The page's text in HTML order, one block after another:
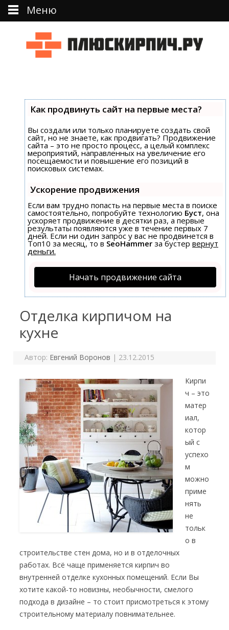
Как продвинуть сайт на первые места?
Вы создали или только планируете создать свой
сайт, но не знаете, как продвигать? Продвижение
сайта – это не просто процесс, а целый комплекс
мероприятий, направленных на увеличение его
посещаемости и повышение его позиций в
поисковых системах.
Ускорение продвижения
Если вам трудно попасть на первые места в поиске
самостоятельно, попробуйте технологию Буст, она
ускоряет продвижение в десятки раз, а первые
результаты появляются уже в течение первых 7
дней. Если ни один запрос у вас не продвинется в
Топ10 за месяц, то в SeoHammer за бустер вернут
деньги.
Начать продвижение сайта
Отделка кирпичом на
кухне
Автор: Евгений Воронов | 23.12.2015
Кирпи
ч – это
матер
иал,
котор
ый с
успехо
м
можно
приме
нять
не
тольк
о в
строительстве стен дома, но и в отделочных
работах. Всё чаще применяется кирпич во
внутренней отделке кухонных помещений. Если Вы
хотите какой-то новизны, необычности, смелого
подхода в дизайне – то стоит присмотреться к этому
строительному материалу повнимательнее.
Меню